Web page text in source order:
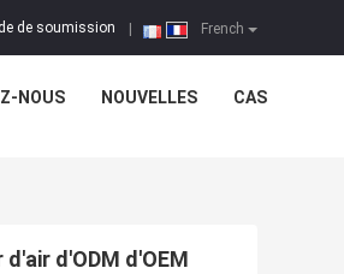
French
de soumission
NOUS NOUVELLES CAS
d'ODM d'OEM